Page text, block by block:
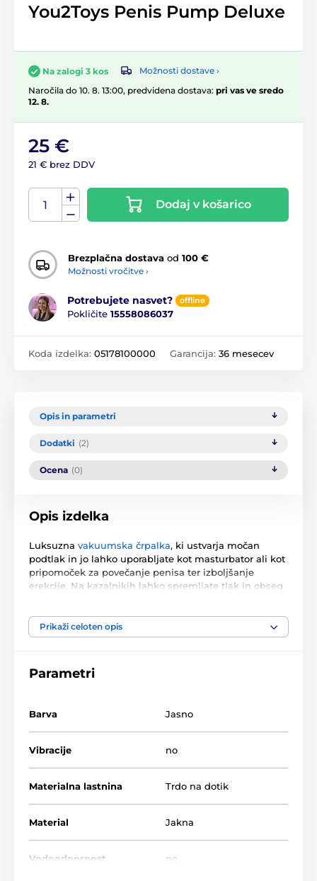
You2Toys Penis Pump Deluxe
Na zalogi 3 kos
Možnosti dostave ›
Naročila do 10. 8. 13:00, predvidena dostava: pri vas ve sredo
12. 8.
25 €
21 € brez DDV
Dodaj v košarico
Brezplačna dostava od 100 €
Možnosti vročitve ›
Potrebujete nasvet? offline
Pokličite 15558086037
Koda izdelka: 05178100000 Garancija: 36 mesecev
Opis in parametri
Dodatki (2)
Ocena (0)
Opis izdelka
Luksuzna vakuumska črpalka, ki ustvarja močan
podtlak in jo lahko uporabljate kot masturbator ali kot
pripomoček za povečanje penisa ter izboljšanje
erekcije. Na kazalnikih lahko spremljate tlak in obseg
Dolžina cilindra: 30 cm, notranja globina 22 cm.
Notranji premer 6 cm. Premer manšete od 3 cm.
Izdelek je uvrščen v kategorijah
Prikaži celoten opis
Parametri
Barva Jasno
Vibracije no
Materialna lastnina Trdo na dotik
Material Jakna
Vodoodpornost no